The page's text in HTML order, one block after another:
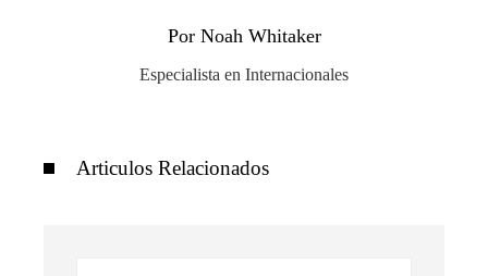
Por Noah Whitaker
Especialista en Internacionales
Articulos Relacionados